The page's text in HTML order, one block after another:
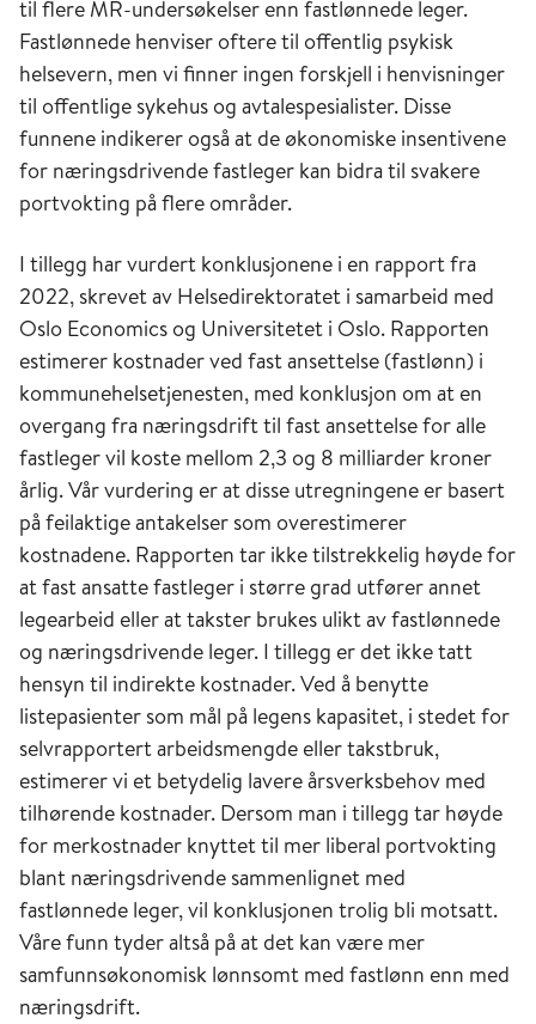
til flere MR-undersøkelser enn fastlønnede leger.
Fastlønnede henviser oftere til offentlig psykisk
helsevern, men vi finner ingen forskjell i henvisninger
til offentlige sykehus og avtalespesialister. Disse
funnene indikerer også at de økonomiske insentivene
for næringsdrivende fastleger kan bidra til svakere
portvokting på flere områder.
I tillegg har vurdert konklusjonene i en rapport fra
2022, skrevet av Helsedirektoratet i samarbeid med
Oslo Economics og Universitetet i Oslo. Rapporten
estimerer kostnader ved fast ansettelse (fastlønn) i
kommunehelsetjenesten, med konklusjon om at en
overgang fra næringsdrift til fast ansettelse for alle
fastleger vil koste mellom 2,3 og 8 milliarder kroner
årlig. Vår vurdering er at disse utregningene er basert
på feilaktige antakelser som overestimerer
kostnadene. Rapporten tar ikke tilstrekkelig høyde for
at fast ansatte fastleger i større grad utfører annet
legearbeid eller at takster brukes ulikt av fastlønnede
og næringsdrivende leger. I tillegg er det ikke tatt
hensyn til indirekte kostnader. Ved å benytte
listepasienter som mål på legens kapasitet, i stedet for
selvrapportert arbeidsmengde eller takstbruk,
estimerer vi et betydelig lavere årsverksbehov med
tilhørende kostnader. Dersom man i tillegg tar høyde
for merkostnader knyttet til mer liberal portvokting
blant næringsdrivende sammenlignet med
fastlønnede leger, vil konklusjonen trolig bli motsatt.
Våre funn tyder altså på at det kan være mer
samfunnsøkonomisk lønnsomt med fastlønn enn med
næringsdrift.